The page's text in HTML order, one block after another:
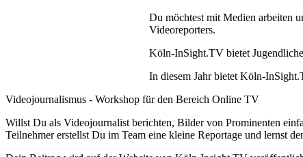
Du möchtest mit Medien arbeiten
Videoreporters.
Köln-InSight.TV bietet
In diesem Jahr bietet Köln-
Videojournalismus - Workshop für den Bereich Online TV
Willst Du als Videojournalist berichten, Bilder von Prominenten
Teilnehmer erstellst Du im Team eine kleine Reportage und lernst